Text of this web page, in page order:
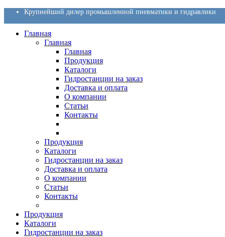
Крупнейший дилер промышленной пневматики и гидравлики
Главная
Главная
Главная
Продукция
Каталоги
Гидростанции на заказ
Доставка и оплата
О компании
Статьи
Контакты
Продукция
Каталоги
Гидростанции на заказ
Доставка и оплата
О компании
Статьи
Контакты
Продукция
Каталоги
Гидростанции на заказ